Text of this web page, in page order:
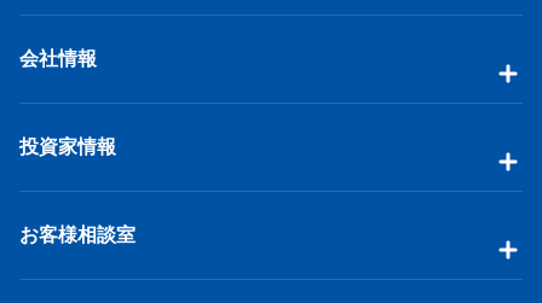
会社情報
投資家情報
お客様相談室